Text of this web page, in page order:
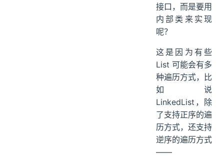
接口，而是要用
内部类来实现
呢？
这是因为有些
List 可能会有多
种遍历方式，比
如说
LinkedList，除
了支持正序的遍
历方式，还支持
逆序的遍历方式
——